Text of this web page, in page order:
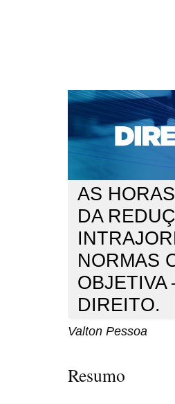
CAPA SOBRE
NOTÍCIAS
EDIÇÕES
Capa>n. 184 (2015) >
AS
DA
NORMAS
OBJETIVA
DIREITO.
Valton Pessoa
Resumo